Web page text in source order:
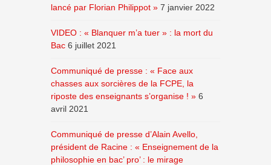
lancé par Florian Philippot » 7 janvier 2022
VIDEO : « Blanquer m’a tuer » : la mort du
Bac 6 juillet 2021
Communiqué de presse : « Face aux
chasses aux sorcières de la FCPE, la
riposte des enseignants s’organise ! » 6
avril 2021
Communiqué de presse d’Alain Avello,
président de Racine : « Enseignement de la
philosophie en bac’ pro’ : le mirage